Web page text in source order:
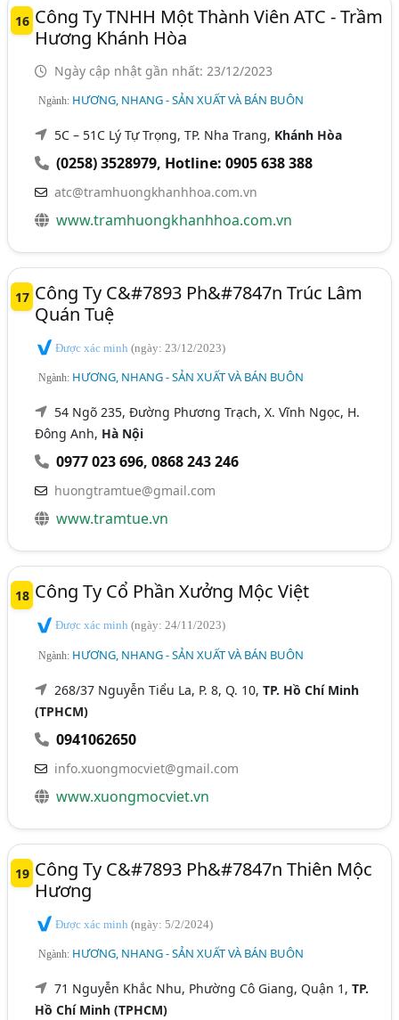
16 Công Ty TNHH Một Thành Viên ATC - Trầm
Hương Khánh Hòa
Ngày cập nhật gần nhất: 23/12/2023
Ngành: HƯƠNG, NHANG - SẢN XUẤT VÀ BÁN BUÔN
5C – 51C Lý Tự Trọng, TP. Nha Trang, Khánh Hòa
(0258) 3528979, Hotline: 0905 638 388
atc@tramhuongkhanhhoa.com.vn
www.tramhuongkhanhhoa.com.vn
17 Công Ty C&#7893 Ph&#7847n Trúc Lâm
Quán Tuệ
Được xác minh(ngày: 23/12/2023)
Ngành: HƯƠNG, NHANG - SẢN XUẤT VÀ BÁN BUÔN
54 Ngõ 235, Đường Phương Trạch, X. Vĩnh Ngọc, H.
Đông Anh, Hà Nội
0977 023 696,0868 243 246
huongtramtue@gmail.com
www.tramtue.vn
18 Công Ty Cổ Phần Xưởng Mộc Việt
Được xác minh(ngày: 24/11/2023)
Ngành: HƯƠNG, NHANG - SẢN XUẤT VÀ BÁN BUÔN
268/37 Nguyễn Tiểu La, P. 8, Q. 10,TP. Hồ Chí Minh
(TPHCM)
0941062650
info.xuongmocviet@gmail.com
www.xuongmocviet.vn
19 Công Ty C&#7893 Ph&#7847n Thiên Mộc
Hương
Được xác minh(ngày: 5/2/2024)
Ngành: HƯƠNG, NHANG - SẢN XUẤT VÀ BÁN BUÔN
71 Nguyễn Khắc Nhu, Phường Cô Giang, Quận 1,TP.
Hồ Chí Minh (TPHCM)